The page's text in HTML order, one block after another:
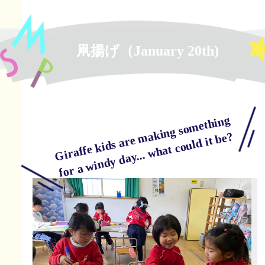
凧揚げ（January 20th)
Gir
affe
ki
ds
are
m
a
ki
n
g s
o
met
hi
n
g
f
or
a
wi
n
d
y
d
ay...
w
h
at c
o
ul
d it
be
?